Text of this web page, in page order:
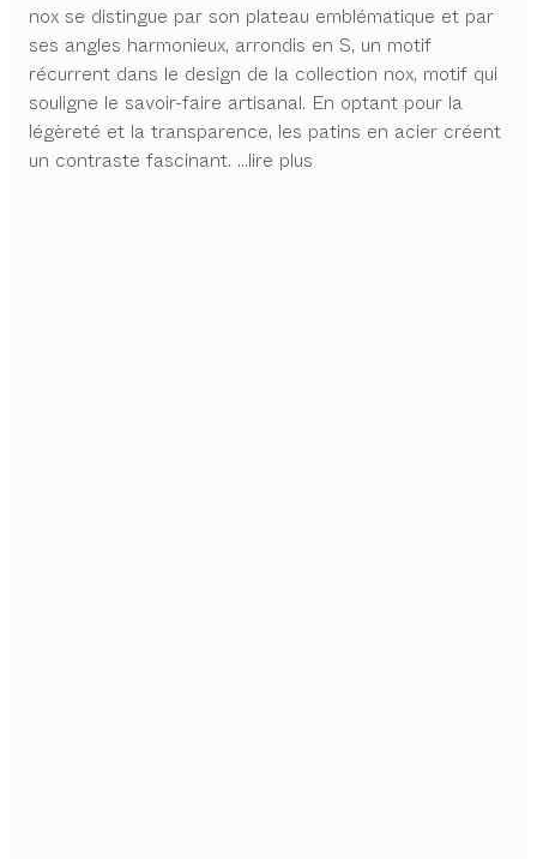
nox se distingue par son plateau emblématique et par
ses angles harmonieux, arrondis en S, un motif
récurrent dans le design de la collection nox, motif qui
souligne le savoir-faire artisanal. En optant pour la
légèreté et la transparence, les patins en acier créent
un contraste fascinant. ...lire plus